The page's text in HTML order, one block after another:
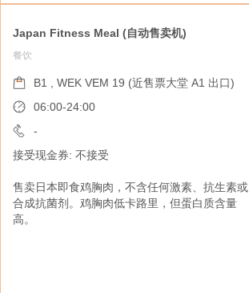
Okashi Gaku (自动售卖机)
购物指南
B1 , WEK VEM 18 (近售票大堂 A1 出口)
06:00-24:00
-
接受现金券: 不接受
-
Japan Fitness Meal (自动售卖机)
餐饮
B1 , WEK VEM 19 (近售票大堂 A1 出口)
06:00-24:00
-
接受现金券: 不接受
售卖日本即食鸡胸肉，不含任何激素、抗生素或
合成抗菌剂。鸡胸肉低卡路里，但蛋白质含量
高。